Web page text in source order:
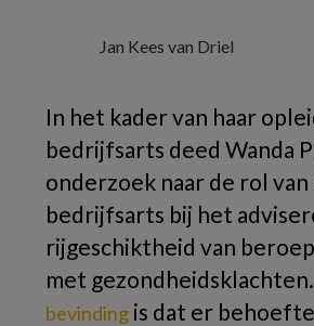
Jan Kees van Driel
In het kader van haar
bedrijfsarts deed Wanda
onderzoek naar de rol van
bedrijfsarts bij het
rijgeschiktheid van
met
bevinding is dat er